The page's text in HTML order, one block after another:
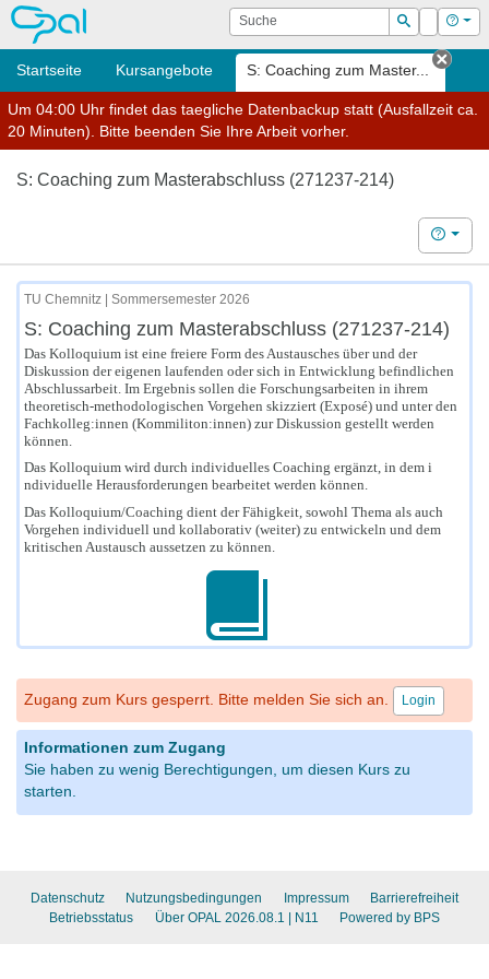
OPAL Suche
Suchen
Login Hilfe
Startseite Kursangebote S: Coaching zum Master...
Tab
Um 04:00 Uhr findet das taegliche Datenbackup statt (Ausfallzeit ca.
20 Minuten). Bitte beenden Sie Ihre Arbeit vorher.
S: Coaching zum Masterabschluss (271237-214)
Hilfe
TU Chemnitz | Sommersemester 2026
S: Coaching zum Masterabschluss (271237-214)
Das Kolloquium ist eine freiere Form des Austausches über und der
Diskussion der eigenen laufenden oder sich in Entwicklung befindlichen
Abschlussarbeit. Im Ergebnis sollen die Forschungsarbeiten in ihrem
theoretisch-methodologischen Vorgehen skizziert (Exposé) und unter den
Fachkolleg:innen (Kommiliton:innen) zur Diskussion gestellt werden
können.
Das Kolloquium wird durch individuelles Coaching ergänzt, in dem i
ndividuelle Herausforderungen bearbeitet werden können.
Das Kolloquium/Coaching dient der Fähigkeit, sowohl Thema als auch
Vorgehen individuell und kollaborativ (weiter) zu entwickeln und dem
kritischen Austausch aussetzen zu können.
Zugang zum Kurs gesperrt. Bitte melden Sie sich an. Login
Informationen zum Zugang
Sie haben zu wenig Berechtigungen, um diesen Kurs zu
starten.
Datenschutz Nutzungsbedingungen Impressum
Barrierefreiheit
Betriebsstatus
Über OPAL 2026.08.1 | N11 Powered by BPS